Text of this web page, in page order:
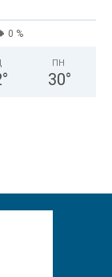
0 %
°
ПН
30°